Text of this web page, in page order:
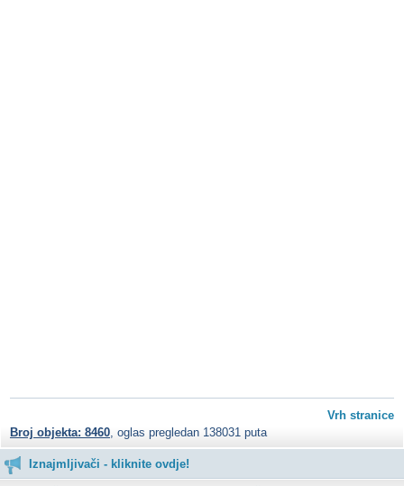
Vrh stranice
Broj objekta: 8460, oglas pregledan 138031 puta
Iznajmljivači - kliknite ovdje!